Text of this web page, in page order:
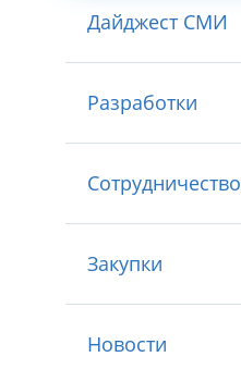
Дайджест СМИ
Разработки
Сотрудничество
Закупки
Новости